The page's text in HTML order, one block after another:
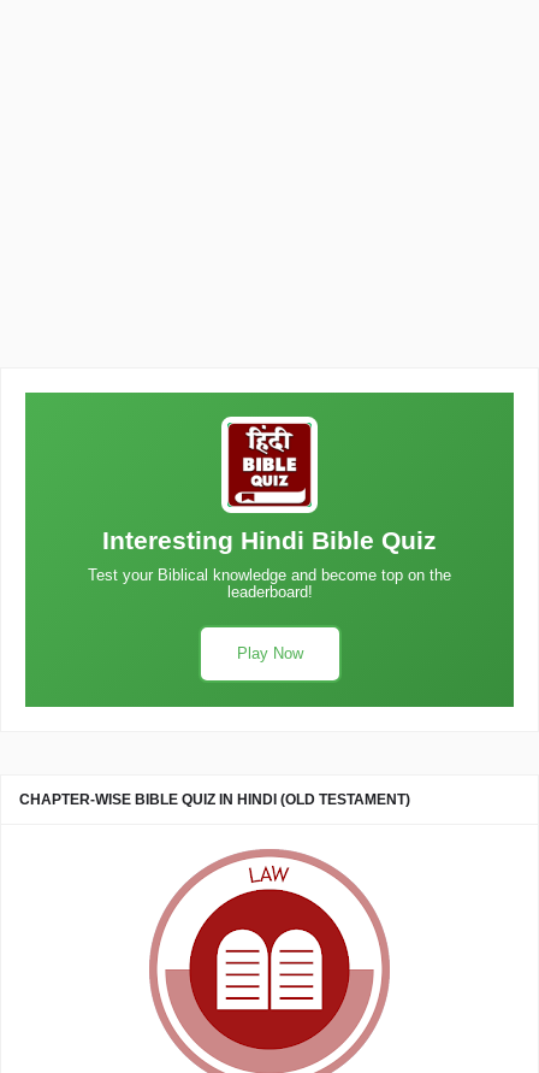
Interesting Hindi Bible Quiz
Test your Biblical knowledge and become top on the
leaderboard!
Play Now
CHAPTER-WISE BIBLE QUIZ IN HINDI (OLD TESTAMENT)